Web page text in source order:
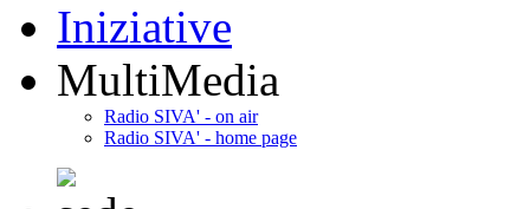
Iniziative
MultiMedia
Radio SIVA' - on air
Radio SIVA' - home page